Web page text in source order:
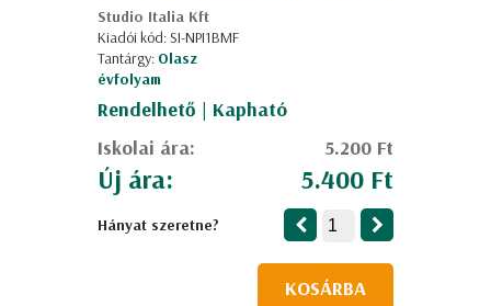
Studio Italia Kft
Kiadói kód: SI-NPI1BMF
Tantárgy: Olasz
évfolyam
Rendelhető | Kapható
Iskolai ára:
5.200 Ft
Új ára: 5.400 Ft
Hányat szeretne?
KOSÁRBA